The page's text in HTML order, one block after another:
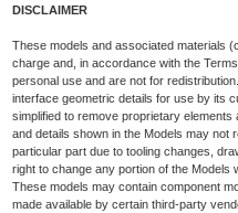
DISCLAIMER
These models and associated materials
charge and, in accordance with the
personal use and are not for
interface geometric details for use by its
simplified to remove proprietary
and details shown in the Models may not
particular part due to tooling changes,
right to change any portion of the Models
These models may contain component
made available by certain third-party